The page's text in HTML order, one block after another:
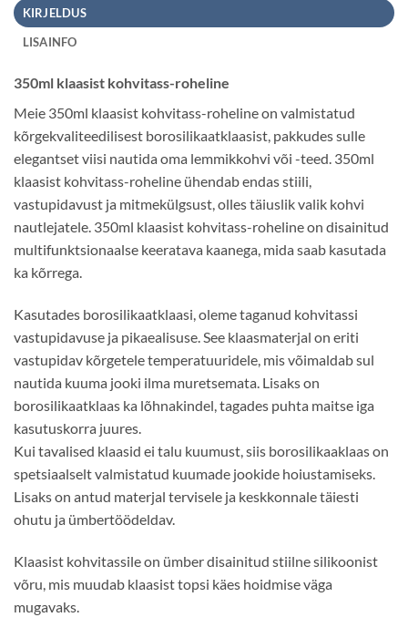
KIRJELDUS
LISAINFO
350ml klaasist kohvitass-roheline
Meie 350ml klaasist kohvitass-roheline on valmistatud
kõrgekvaliteedilisest borosilikaatklaasist, pakkudes sulle
elegantset viisi nautida oma lemmikkohvi või -teed. 350ml
klaasist kohvitass-roheline ühendab endas stiili,
vastupidavust ja mitmekülgsust, olles täiuslik valik kohvi
nautlejatele. 350ml klaasist kohvitass-roheline on disainitud
multifunktsionaalse keeratava kaanega, mida saab kasutada
ka kõrrega.
Kasutades borosilikaatklaasi, oleme taganud kohvitassi
vastupidavuse ja pikaealisuse. See klaasmaterjal on eriti
vastupidav kõrgetele temperatuuridele, mis võimaldab sul
nautida kuuma jooki ilma muretsemata. Lisaks on
borosilikaatklaas ka lõhnakindel, tagades puhta maitse iga
kasutuskorra juures.
Kui tavalised klaasid ei talu kuumust, siis borosilikaaklaas on
spetsiaalselt valmistatud kuumade jookide hoiustamiseks.
Lisaks on antud materjal tervisele ja keskkonnale täiesti
ohutu ja ümbertöödeldav.
Klaasist kohvitassile on ümber disainitud stiilne silikoonist
võru, mis muudab klaasist topsi käes hoidmise väga
mugavaks.